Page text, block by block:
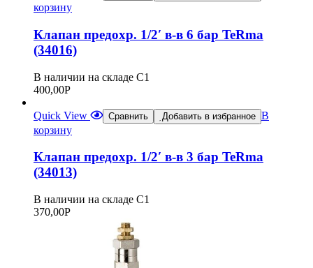
корзину
Клапан предохр. 1/2′ в-в 6 бар TeRma
(34016)
В наличии на складе С1
400,00Р
Quick View Сравнить Добавить в избранное В
корзину
Клапан предохр. 1/2′ в-в 3 бар TeRma
(34013)
В наличии на складе С1
370,00Р